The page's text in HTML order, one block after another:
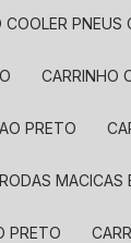
COOLER
PRETO
MACICAS
PRETO